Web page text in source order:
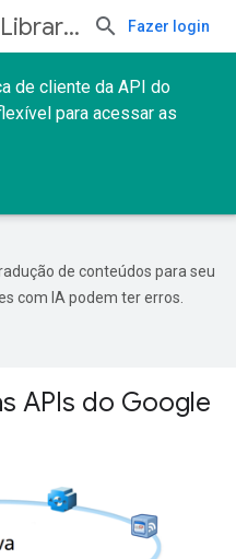
Fazer login
de cliente da API do
para acessar as
de conteúdos para seu
com IA podem ter erros.
APIs do Google